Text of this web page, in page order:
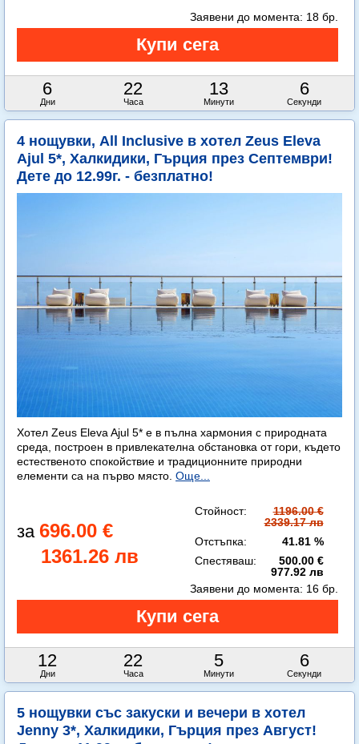
6
Дни
22
Часа
13
Минути
4
Секунди
Заявени до момента: 18 бр.
4 нощувки, All Inclusive в хотел Zeus Eleva
Ajul 5*, Халкидики, Гърция през Септември!
Дете до 12.99г. - безплатно!
Хотел Zeus Eleva Ajul 5* е в пълна хармония с природната
среда, построен в привлекателна обстановка от гори, където
естественото спокойствие и традиционните природни
елементи са на първо място. Още...
696.00 €
1361.26 лв
Стойност:
1196.00 €
2339.17 лв
Отстъпка:
41.81 %
Спестяваш:
500.00 €
977.92 лв
12
Дни
22
Часа
5
Минути
4
Секунди
Заявени до момента: 16 бр.
5 нощувки със закуски и вечери в хотел
Jenny 3*, Халкидики, Гърция през Август!